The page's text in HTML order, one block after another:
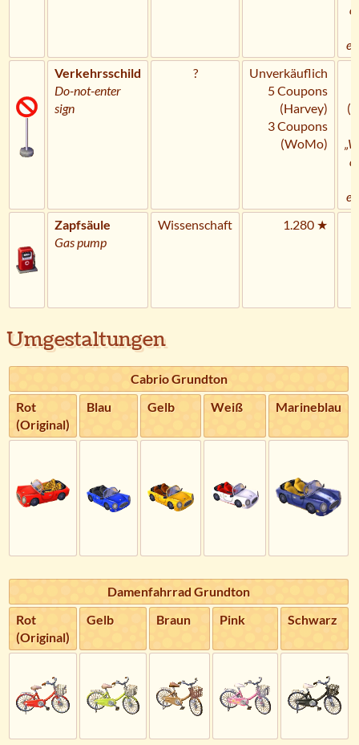
Verkehrsschild
Do-not-enter
sign
?
Unverkäuflich
5 Coupons
(Harvey)
3 Coupons
(WoMo)
Zapfsäule
Gas pump
Wissenschaft 1.280 ★
Umgestaltungen
Cabrio Grundton
Rot
(Original)
Blau Gelb Weiß Marineblau
Damenfahrrad Grundton
Rot
(Original)
Gelb Braun Pink Schwarz